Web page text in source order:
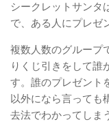
シークレットサンタ
で、ある人にプレゼ
複数人数のグループ
りくじ引きをして誰
す。誰のプレゼント
以外になら言っても
去法でわかってしま